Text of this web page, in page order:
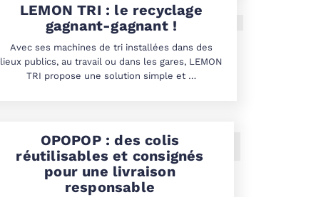
LEMON TRI : le recyclage
gagnant-gagnant !
Avec ses machines de tri installées dans des
lieux publics, au travail ou dans les gares, LEMON
TRI propose une solution simple et …
OPOPOP : des colis
réutilisables et consignés
pour une livraison
responsable